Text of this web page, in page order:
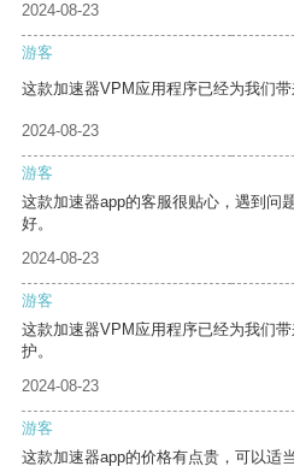
2024-08-23
游客
这款加速器VPM应用程序已经为我们带
2024-08-23
游客
这款加速器app的客服很贴心，遇到问
好。
2024-08-23
游客
这款加速器VPM应用程序已经为我们
护。
2024-08-23
游客
这款加速器app的价格有点贵，可以适